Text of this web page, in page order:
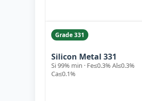
Grade 331
Silicon Metal 331
Si 99% min · Fe≤0.3% Al≤0.3%
Ca≤0.1%